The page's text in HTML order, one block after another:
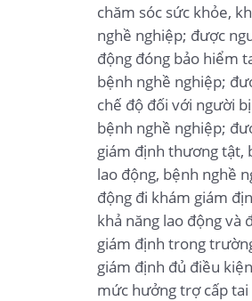
chăm sóc sức khỏe,
nghề nghiệp; được
động đóng bảo hiểm
bệnh nghề nghiệp;
chế độ đối với người
bệnh nghề nghiệp;
giám định thương tật,
lao động, bệnh nghề
động đi khám giám
khả năng lao động và
giám định trong
giám định đủ điều
mức hưởng trợ cấp